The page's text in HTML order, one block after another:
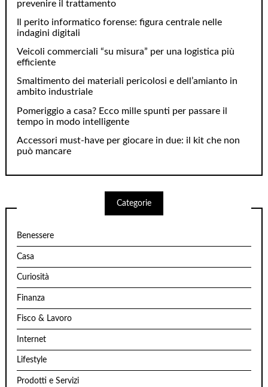
prevenire il trattamento
Il perito informatico forense: figura centrale nelle
indagini digitali
Veicoli commerciali “su misura” per una logistica più
efficiente
Smaltimento dei materiali pericolosi e dell’amianto in
ambito industriale
Pomeriggio a casa? Ecco mille spunti per passare il
tempo in modo intelligente
Accessori must-have per giocare in due: il kit che non
può mancare
Categorie
Benessere
Casa
Curiosità
Finanza
Fisco & Lavoro
Internet
Lifestyle
Prodotti e Servizi